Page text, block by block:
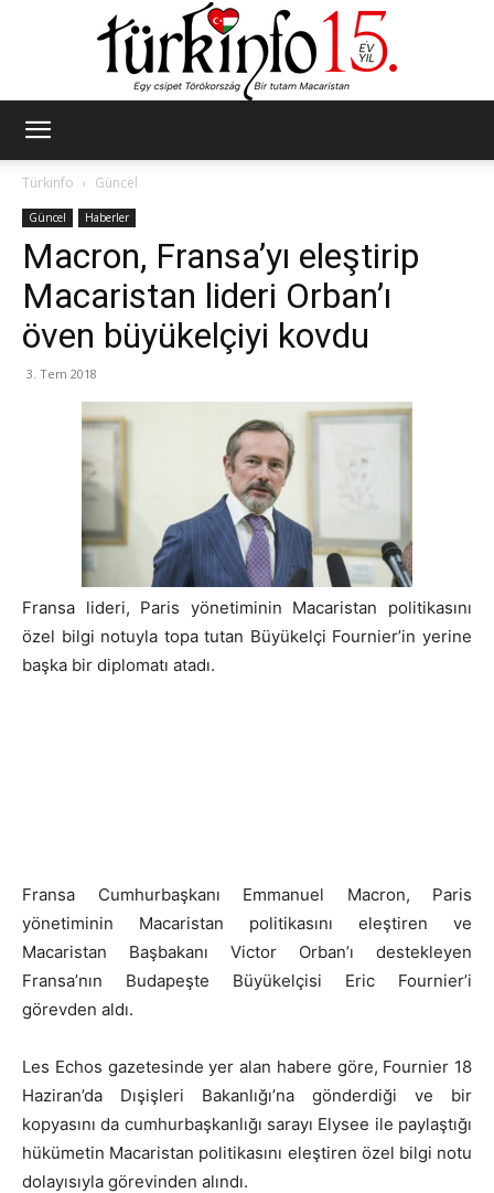
Türkinfo
Güncel
Güncel Haberler
Macron, Fransa’yı eleştirip
Macaristan lideri Orban’ı
öven büyükelçiyi kovdu
3. Tem 2018
Fransa lideri, Paris yönetiminin Macaristan politikasını
özel bilgi notuyla topa tutan Büyükelçi Fournier’in yerine
başka bir diplomatı atadı.
Fransa Cumhurbaşkanı Emmanuel Macron, Paris
yönetiminin Macaristan politikasını eleştiren ve
Macaristan Başbakanı Victor Orban’ı destekleyen
Fransa’nın Budapeşte Büyükelçisi Eric Fournier’i
görevden aldı.
Les Echos gazetesinde yer alan habere göre, Fournier 18
Haziran’da Dışişleri Bakanlığı’na gönderdiği ve bir
kopyasını da cumhurbaşkanlığı sarayı Elysee ile paylaştığı
hükümetin Macaristan politikasını eleştiren özel bilgi notu
dolayısıyla görevinden alındı.